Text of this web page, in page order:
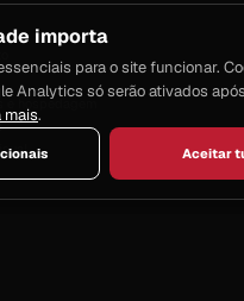
hospedagem
importa
para o site funcionar.
Analytics só serão ativados
mais.
Aceitar